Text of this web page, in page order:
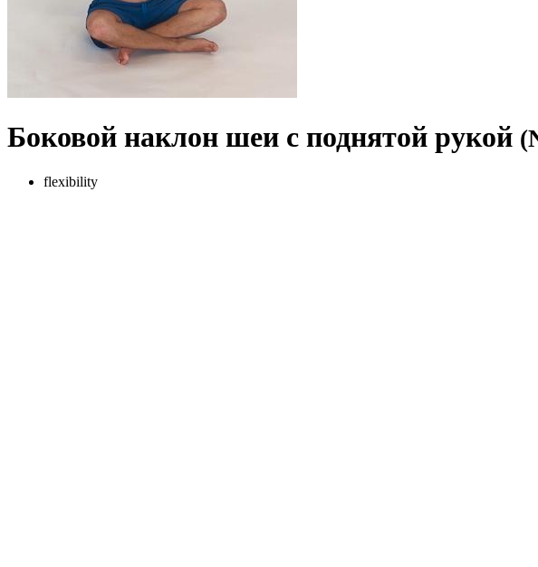
Боковой наклон шеи с поднятой рукой
flexibility